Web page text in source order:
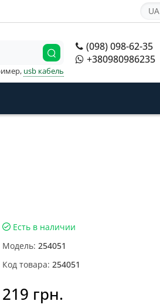
UA
(098) 098-62-35
+380980986235
usb кабель
Есть в наличии
Модель: 254051
Код товара: 254051
219 грн.